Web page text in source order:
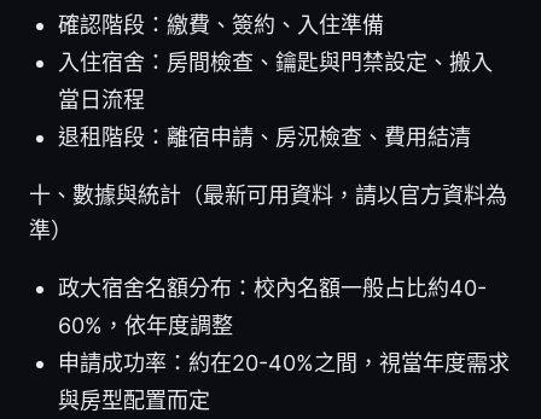
確認階段：繳費、簽約、入住準備
入住宿舍：房間檢查、鑰匙與門禁設定、搬入
當日流程
退租階段：離宿申請、房況檢查、費用結清
十、數據與統計（最新可用資料，請以官方資料為
準）
政大宿舍名額分布：校內名額一般占比約40-
60%，依年度調整
申請成功率：約在20-40%之間，視當年度需求
與房型配置而定